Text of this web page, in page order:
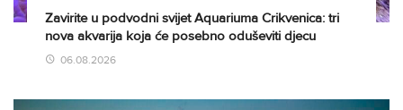
Zavirite u podvodni svijet Aquariuma Crikvenica: tri
nova akvarija koja će posebno oduševiti djecu
06.08.2026